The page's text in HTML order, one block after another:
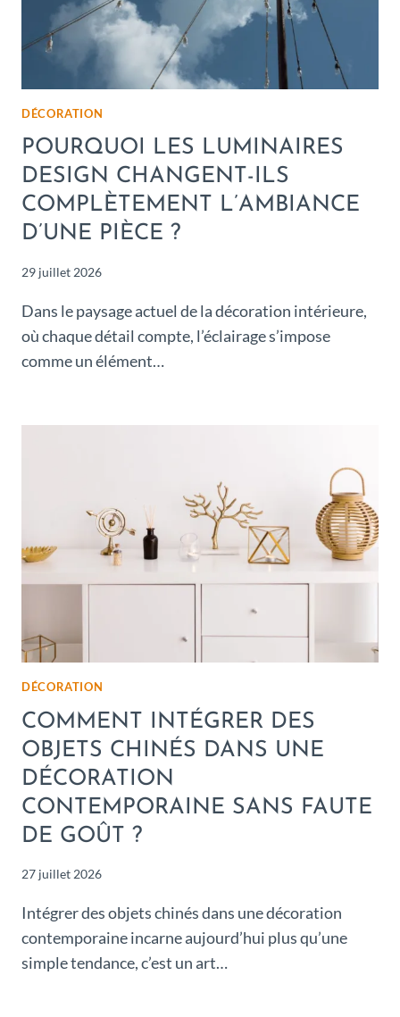
DÉCORATION
POURQUOI LES LUMINAIRES
DESIGN CHANGENT-ILS
COMPLÈTEMENT L’AMBIANCE
D’UNE PIÈCE ?
29 juillet 2026
Dans le paysage actuel de la décoration intérieure,
où chaque détail compte, l’éclairage s’impose
comme un élément…
DÉCORATION
COMMENT INTÉGRER DES
OBJETS CHINÉS DANS UNE
DÉCORATION
CONTEMPORAINE SANS FAUTE
DE GOÛT ?
27 juillet 2026
Intégrer des objets chinés dans une décoration
contemporaine incarne aujourd’hui plus qu’une
simple tendance, c’est un art…